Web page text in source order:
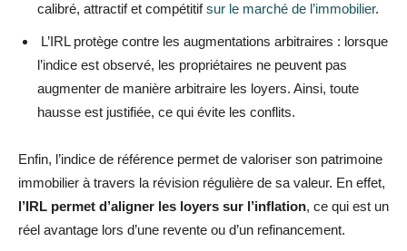
calibré, attractif et compétitifsur le marché de l’immobilier.
L’IRL protège contre les augmentations arbitraires : lorsque
l’indice est observé, les propriétaires ne peuvent pas
augmenter de manière arbitraire les loyers. Ainsi, toute
hausse est justifiée, ce qui évite les conflits.
Enfin, l’indice de référence permet de valoriser son patrimoine
immobilier à travers la révision régulière de sa valeur. En effet,
l’IRL permet d’aligner les loyers sur l’inflation, ce qui est un
réel avantage lors d’une revente ou d’un refinancement.